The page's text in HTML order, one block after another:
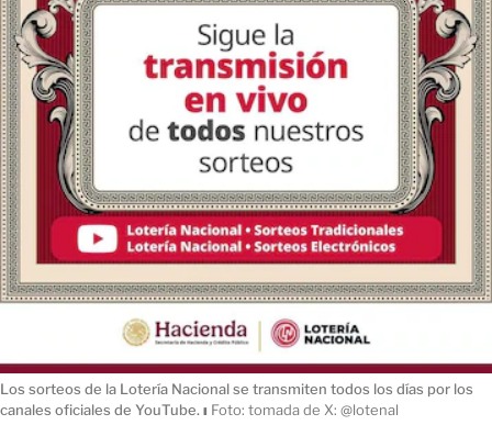
Los sorteos de la Lotería Nacional se transmiten todos los días por los
canales oficiales de YouTube. ı Foto: tomada de X: @lotenal